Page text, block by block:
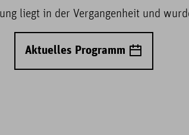
liegt in der Vergangenheit und
Aktuelles Programm